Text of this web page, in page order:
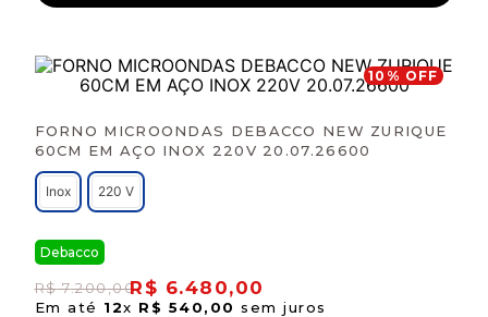
FORNO MICROONDAS DEBACCO NEW ZURIQUE
60CM EM AÇO INOX 220V 20.07.26600
Inox 220 V
Debacco
R$ 7.200,00R$ 6.480,00
Em até 12x R$ 540, 00 sem juros
10 % OFF